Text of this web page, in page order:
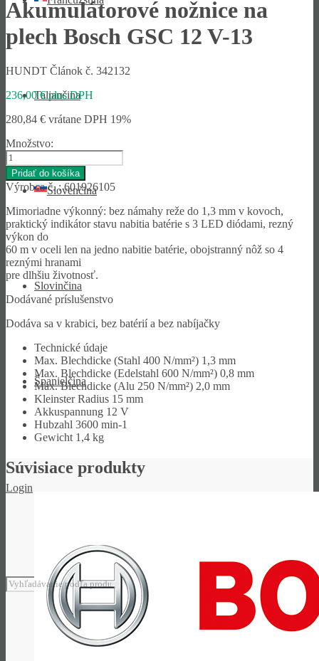
Taliančina
Slovenčina
Slovinčina
Španielčina
Login
Akumulátorové nožnice na
plech Bosch GSC 12 V-13
HUNDT Článok č. 342132
236,00€plus DPH
280,84 € vrátane DPH 19%
Množstvo:
množstvo
Akumulátorové
nožnice
na
plech
Bosch
GSC
12
V-
13
Pridať do košíka
Výrobca č. : 601926105
Mimoriadne výkonný: bez námahy reže do 1,3 mm v kovoch,
praktický indikátor stavu nabitia batérie s 3 LED diódami, rezný
výkon do
60 m v oceli len na jedno nabitie batérie, obojstranný nôž so 4
reznými hranami
pre dlhšiu životnosť.
Dodávané príslušenstvo
Dodáva sa v krabici, bez batérií a bez nabíjačky
Technické údaje
Max. Blechdicke (Stahl 400 N/mm²) 1,3 mm
Max. Blechdicke (Edelstahl 600 N/mm²) 0,8 mm
Max. Blechdicke (Alu 250 N/mm²) 2,0 mm
Kleinster Radius 15 mm
Akkuspannung 12 V
Hubzahl 3600 min-1
Gewicht 1,4 kg
Súvisiace produkty